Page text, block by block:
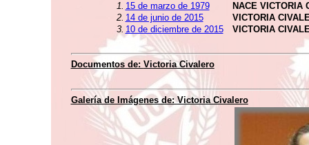
1. 15 de marzo de 1979
NACE VICTORIA
2. 14 de junio de 2015
VICTORIA
3. 10 de diciembre de 2015 VICTORIA
Documentos de: Victoria Civalero
Galería de Imágenes de:Victoria Civalero